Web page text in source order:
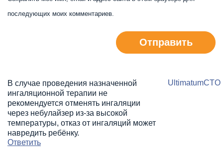
последующих моих комментариев.
Отправить
В случае проведения назначенной
ингаляционной терапии не
рекомендуется отменять ингаляции
через небулайзер из-за высокой
температуры, отказ от ингаляций может
навредить ребёнку.
UltimatumCTO
Ответить